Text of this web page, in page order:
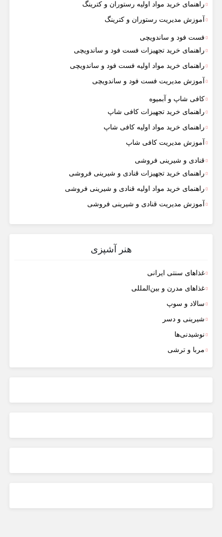
راهنمای خرید مواد اولیه رستوران و کترینگ
آموزش مدیریت رستوران و کترینگ
فست فود و ساندویچی
راهنمای خرید تجهیزات فست فود و ساندویچی
راهنمای خرید مواد اولیه فست فود و ساندویچی
آموزش مدیریت فست فود و ساندویچی
کافی شاپ و آبمیوه
راهنمای خرید تجهیزات کافی شاپ
راهنمای خرید مواد اولیه کافی‌ شاپ‌
آموزش مدیریت کافی شاپ
قنادی و شیرینی فروشی
راهنمای خرید تجهیزات قنادی و شیرینی فروشی
راهنمای خرید مواد اولیه قنادی و شیرینی فروشی
آموزش مدیریت قنادی و شیرینی فروشی
هنر آشپزی
غذاهای سنتی ایرانی
غذاهای مدرن و بین‌المللی
سالاد و سوپ
شیرینی و دسر
نوشیدنی‌ها
مربا و ترشی